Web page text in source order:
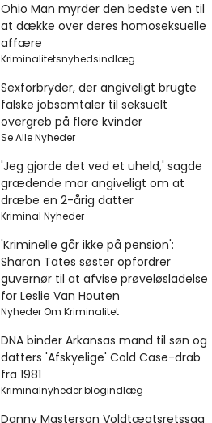
Ohio Man myrder den bedste ven til
at dække over deres homoseksuelle
affære
Kriminalitetsnyhedsindlæg
Sexforbryder, der angiveligt brugte
falske jobsamtaler til seksuelt
overgreb på flere kvinder
Se Alle Nyheder
'Jeg gjorde det ved et uheld,' sagde
grædende mor angiveligt om at
dræbe en 2-årig datter
Kriminal Nyheder
'Kriminelle går ikke på pension':
Sharon Tates søster opfordrer
guvernør til at afvise prøveløsladelse
for Leslie Van Houten
Nyheder Om Kriminalitet
DNA binder Arkansas mand til søn og
datters 'Afskyelige' Cold Case-drab
fra 1981
Kriminalnyheder blogindlæg
Danny Masterson Voldtægtsretssag